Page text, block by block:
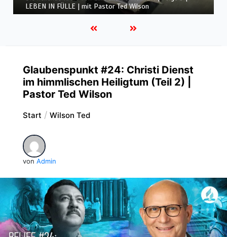
LEBEN IN FÜLLE | mit Pastor Ted Wilson
Glaubenspunkt #24: Christi Dienst
im himmlischen Heiligtum (Teil 2) |
Pastor Ted Wilson
Start Wilson Ted
von Admin